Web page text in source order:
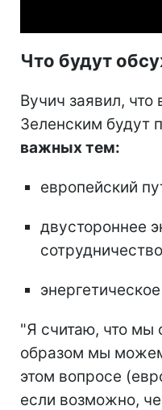
Что будут
Вучич заявил,
Зеленским будут
важных тем:
европейский
двустороннее
"Я считаю, что мы
образом мы
этом вопросе
если возможно,